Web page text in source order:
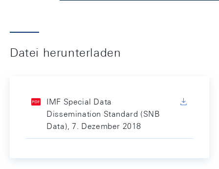
Datei herunterladen
IMF Special Data
Dissemination Standard (SNB
Data), 7. Dezember 2018